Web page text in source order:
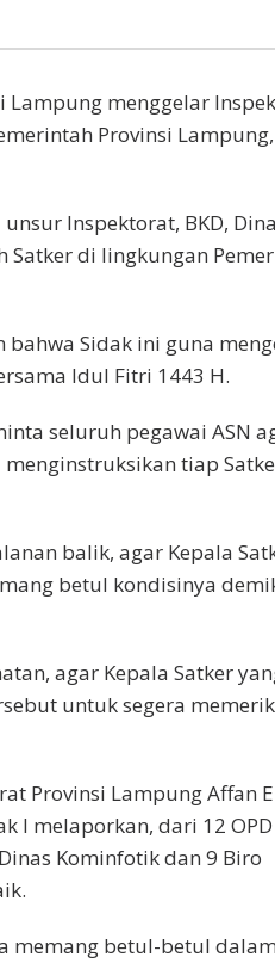
Lampung menggelar
Provinsi Lampung,
Inspektorat, BKD,
Satker di lingkungan
Sidak ini guna
Idul Fitri 1443 H.
seluruh pegawai ASN
tiap
balik, agar Kepala
betul kondisinya
agar Kepala Satker
untuk segera
Provinsi Lampung Affan
I melaporkan, dari 12
Kominfotik dan 9 Biro
memang betul-betul dalam